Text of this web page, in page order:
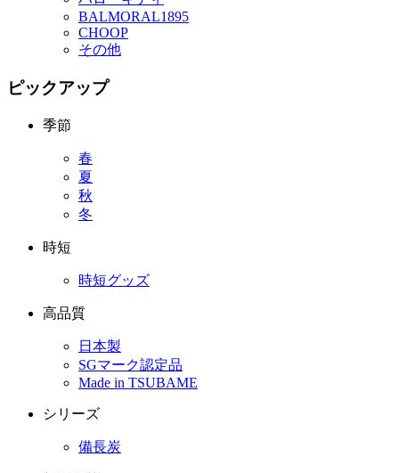
BALMORAL1895
CHOOP
その他
ピックアップ
季節
春
夏
秋
冬
時短
時短グッズ
高品質
日本製
SGマーク認定品
Made in TSUBAME
シリーズ
備長炭